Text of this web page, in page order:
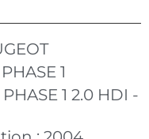
1
1 2.0 HDI -